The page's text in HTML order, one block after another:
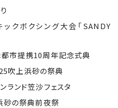
クボクシング大会「SANDY
市提携10周年記念式典
吹上浜砂の祭典
ンド笠沙フェスタ
の祭典前夜祭